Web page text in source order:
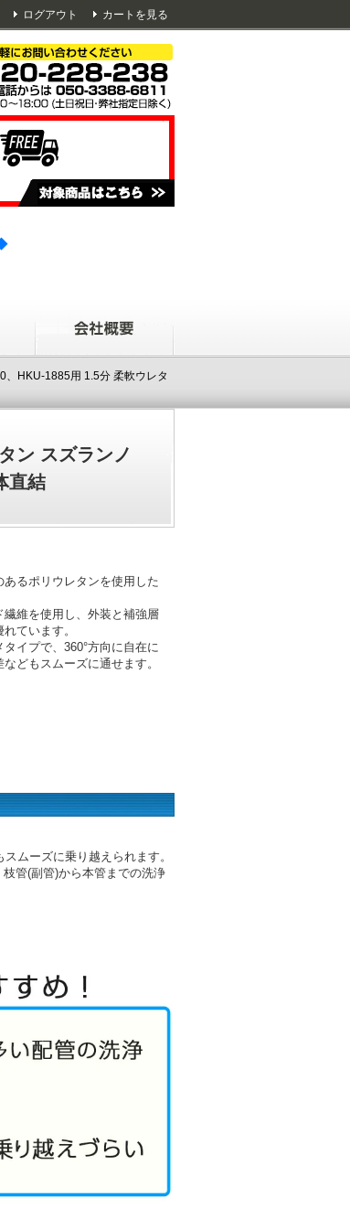
ログアウト カートを見る
、HKU-1885用 1.5分 柔軟ウレタ
ン スズランノ
直結
るポリウレタンを使用した
維を使用し、外装と補強層
ています。
イプで、360°方向に自在に
どもスムーズに通せます。
ムーズに乗り越えられます。
管(副管)から本管までの洗浄